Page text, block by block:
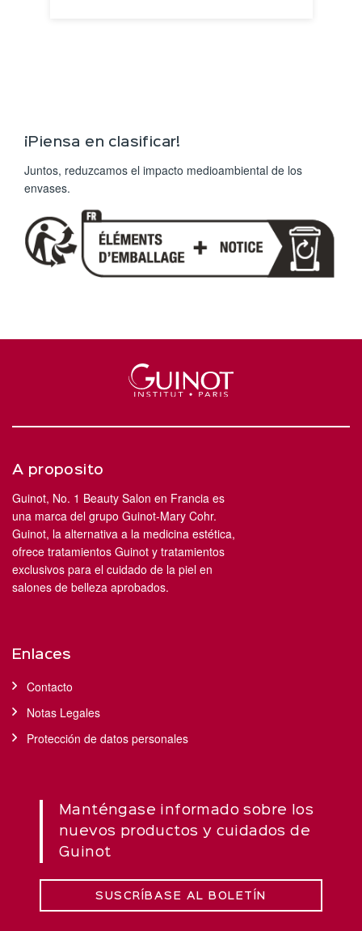
¡Piensa en clasificar!
Juntos, reduzcamos el impacto medioambiental de los
envases.
A proposito
Guinot, No. 1 Beauty Salon en Francia es
una marca del grupo Guinot-Mary Cohr.
Guinot, la alternativa a la medicina estética,
ofrece tratamientos Guinot y tratamientos
exclusivos para el cuidado de la piel en
salones de belleza aprobados.
Enlaces
Contacto
Notas Legales
Protección de datos personales
Manténgase informado sobre los
nuevos productos y cuidados de
Guinot
SUSCRÍBASE AL BOLETÍN